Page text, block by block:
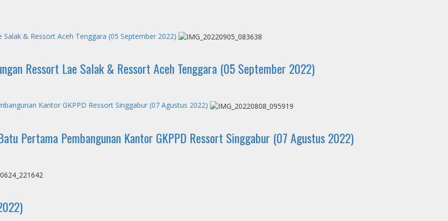
& Ressort Aceh Tenggara (05 September 2022)
Ressort Lae Salak & Ressort Aceh Tenggara (05 September 2022)
Kantor GKPPD Ressort Singgabur (07 Agustus 2022)
Pertama Pembangunan Kantor GKPPD Ressort Singgabur (07 Agustus 2022)